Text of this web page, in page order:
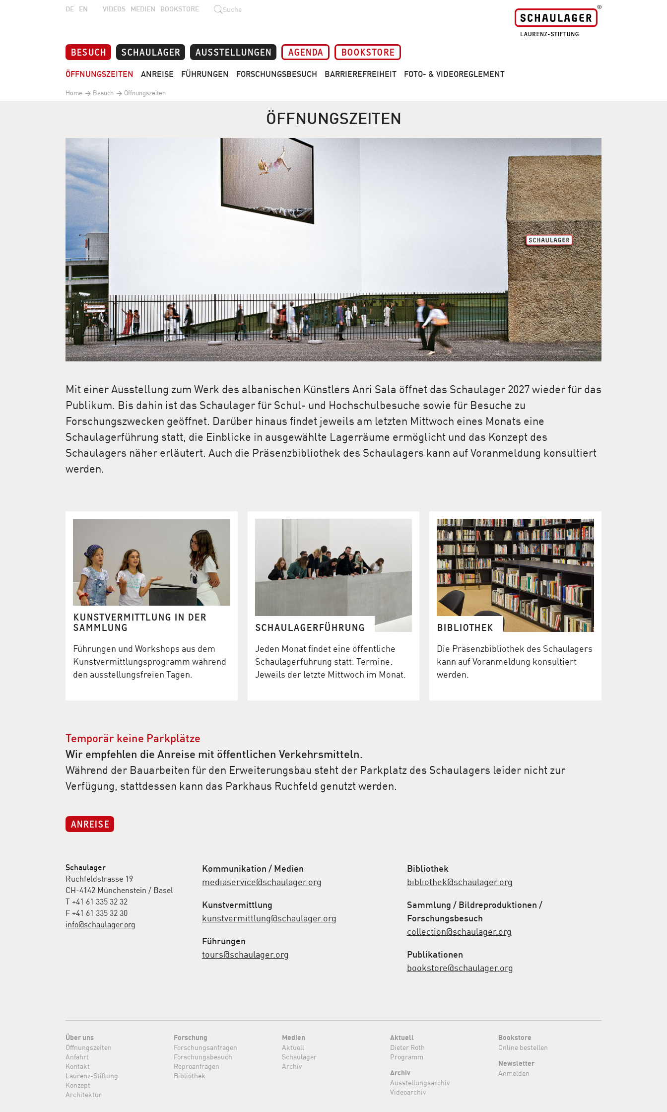
DE EN VIDEOS MEDIEN BOOKSTORE Suche
BESUCH SCHAULAGER AUSSTELLUNGEN AGENDA BOOKSTORE
ÖFFNUNGSZEITEN ANREISE FÜHRUNGEN FORSCHUNGSBESUCH BARRIEREFREIHEIT FOTO- & VIDEOREGLEMENT
Home Besuch Öffnungszeiten
ÖFFNUNGSZEITEN
Mit einer Ausstellung zum Werk des albanischen Künstlers Anri Sala öffnet das Schaulager 2027 wieder für das
Publikum. Bis dahin ist das Schaulager für Schul- und Hochschulbesuche sowie für Besuche zu
Forschungszwecken geöffnet. Darüber hinaus findet jeweils am letzten Mittwoch eines Monats eine
Schaulagerführung statt, die Einblicke in ausgewählte Lagerräume ermöglicht und das Konzept des
Schaulagers näher erläutert. Auch die Präsenzbibliothek des Schaulagers kann auf Voranmeldung konsultiert
werden.
KUNSTVERMITTLUNG IN DER
SAMMLUNG
Führungen und Workshops aus dem
Kunstvermittlungsprogramm während
den ausstellungsfreien Tagen.
SCHAULAGERFÜHRUNG
Jeden Monat findet eine öffentliche
Schaulagerführung statt. Termine:
Jeweils der letzte Mittwoch im Monat.
BIBLIOTHEK
Die Präsenzbibliothek des Schaulagers
kann auf Voranmeldung konsultiert
werden.
Temporär keine Parkplätze
Wir empfehlen die Anreise mit öffentlichen Verkehrsmitteln.
Während der Bauarbeiten für den Erweiterungsbau steht der Parkplatz des Schaulagers leider nicht zur
Verfügung, stattdessen kann das Parkhaus Ruchfeld genutzt werden.
ANREISE
Schaulager
Ruchfeldstrasse 19
CH-4142 Münchenstein / Basel
T +41 61 335 32 32
F +41 61 335 32 30
info@schaulager.org
Kommunikation / Medien
mediaservice@schaulager.org
Kunstvermittlung
kunstvermittlung@schaulager.org
Führungen
tours@schaulager.org
Bibliothek
bibliothek@schaulager.org
Sammlung / Bildreproduktionen /
Forschungsbesuch
collection@schaulager.org
Publikationen
bookstore@schaulager.org
Über uns
Öffnungszeiten
Anfahrt
Kontakt
Laurenz-Stiftung
Konzept
Architektur
Forschung
Forschungsanfragen
Forschungsbesuch
Reproanfragen
Bibliothek
Medien
Aktuell
Schaulager
Archiv
Aktuell
Dieter Roth
Programm
Archiv
Ausstellungsarchiv
Videoarchiv
Bookstore
Online bestellen
Newsletter
Anmelden